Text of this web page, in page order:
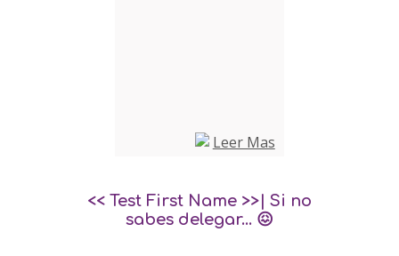
<< Test First Name >>| Si no
sabes delegar... 😖